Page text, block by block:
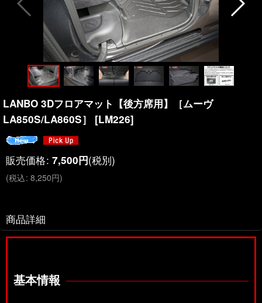
LANBO 3Dフロアマット【後方席用】［ムーヴ
LA850S/LA860S］
[LM226]
販売価格: 7,500円(税別)
(税込: 8,250円)
商品詳細
基本情報